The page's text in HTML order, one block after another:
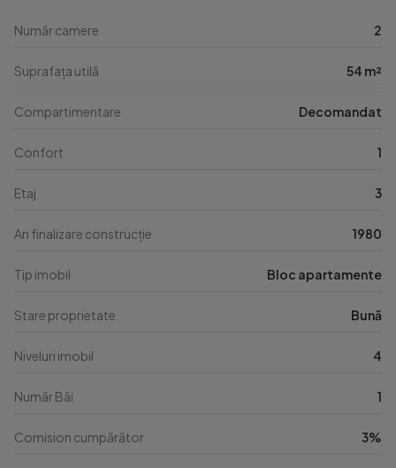
Număr camere 2
Suprafața utilă 54 m²
Compartimentare Decomandat
Confort 1
Etaj 3
An finalizare construcție 1980
Tip imobil Bloc apartamente
Stare proprietate Bună
Niveluri imobil 4
Număr Băi 1
Comision cumpărător 3%